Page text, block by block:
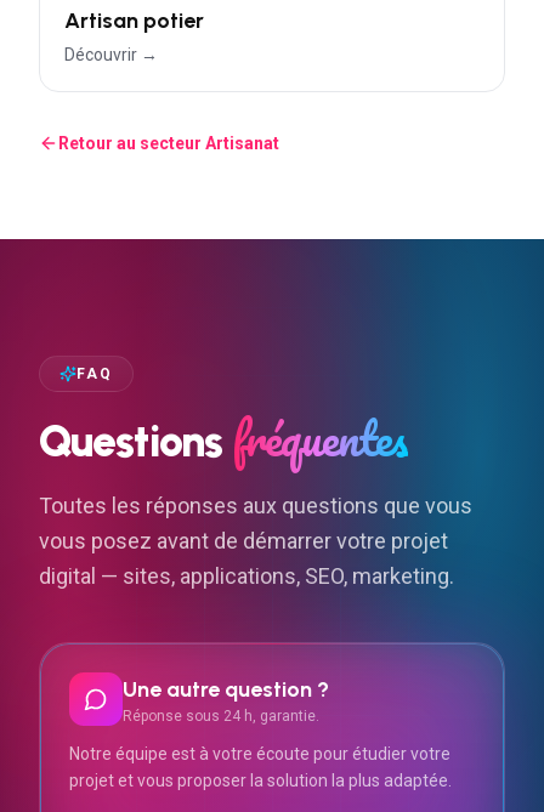
Artisan potier
Découvrir →
Retour au secteur Artisanat
FAQ
Questions fréquentes
Toutes les réponses aux questions que vous
vous posez avant de démarrer votre projet
digital — sites, applications, SEO, marketing.
Une autre question ?
Réponse sous 24 h, garantie.
Notre équipe est à votre écoute pour étudier votre
projet et vous proposer la solution la plus adaptée.